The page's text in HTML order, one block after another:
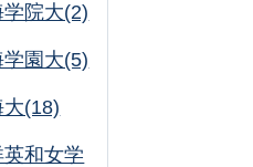
学院大(2)
学園大(5)
(18)
英和女学